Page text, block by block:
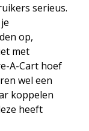
serieus.
op,
met
A-Cart hoef
wel een
koppelen
heeft